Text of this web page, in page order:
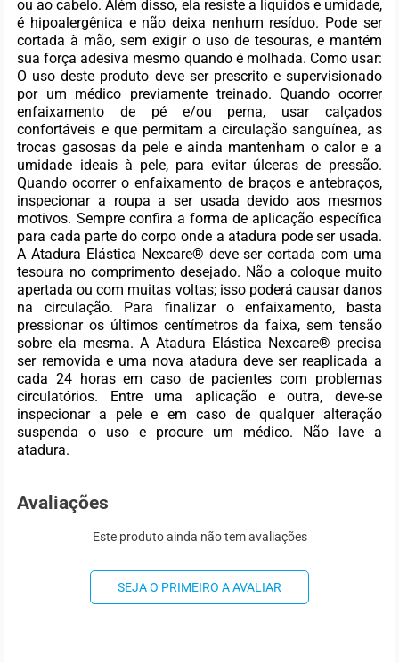
ou ao cabelo. Além disso, ela resiste a líquidos e umidade,
é hipoalergênica e não deixa nenhum resíduo. Pode ser
cortada à mão, sem exigir o uso de tesouras, e mantém
sua força adesiva mesmo quando é molhada. Como usar:
O uso deste produto deve ser prescrito e supervisionado
por um médico previamente treinado. Quando ocorrer
enfaixamento de pé e/ou perna, usar calçados
confortáveis e que permitam a circulação sanguínea, as
trocas gasosas da pele e ainda mantenham o calor e a
umidade ideais à pele, para evitar úlceras de pressão.
Quando ocorrer o enfaixamento de braços e antebraços,
inspecionar a roupa a ser usada devido aos mesmos
motivos. Sempre confira a forma de aplicação específica
para cada parte do corpo onde a atadura pode ser usada.
A Atadura Elástica Nexcare® deve ser cortada com uma
tesoura no comprimento desejado. Não a coloque muito
apertada ou com muitas voltas; isso poderá causar danos
na circulação. Para finalizar o enfaixamento, basta
pressionar os últimos centímetros da faixa, sem tensão
sobre ela mesma. A Atadura Elástica Nexcare® precisa
ser removida e uma nova atadura deve ser reaplicada a
cada 24 horas em caso de pacientes com problemas
circulatórios. Entre uma aplicação e outra, deve-se
inspecionar a pele e em caso de qualquer alteração
suspenda o uso e procure um médico. Não lave a
atadura.
Avaliações
Este produto ainda não tem avaliações
SEJA O PRIMEIRO A AVALIAR